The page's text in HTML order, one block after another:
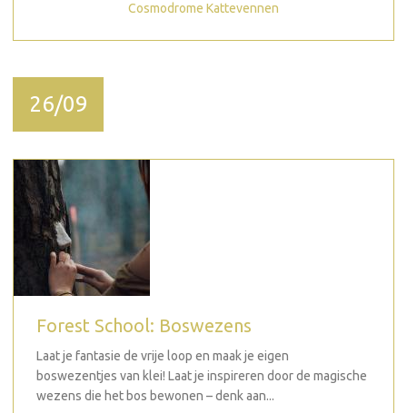
Cosmodrome Kattevennen
26/09
Forest School: Boswezens
Laat je fantasie de vrije loop en maak je eigen
boswezentjes van klei! Laat je inspireren door de magische
wezens die het bos bewonen – denk aan...